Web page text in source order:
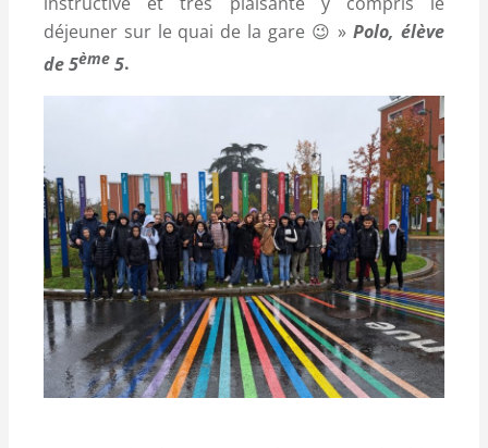
déjeuner sur le quai de la gare 😉 »Polo, élève
de 5ème 5.